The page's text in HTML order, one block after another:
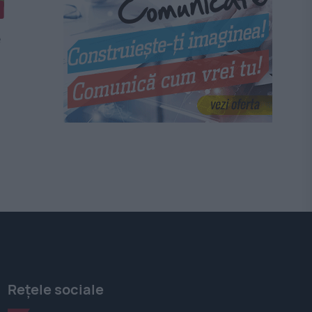
Rețele sociale